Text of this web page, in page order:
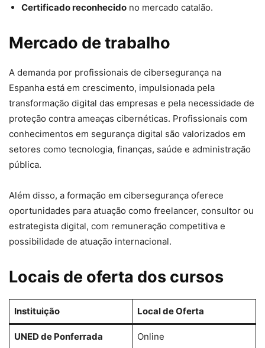
Certificado reconhecido no mercado catalão.
Mercado de trabalho
A demanda por profissionais de cibersegurança na
Espanha está em crescimento, impulsionada pela
transformação digital das empresas e pela necessidade de
proteção contra ameaças cibernéticas. Profissionais com
conhecimentos em segurança digital são valorizados em
setores como tecnologia, finanças, saúde e administração
pública.
Além disso, a formação em cibersegurança oferece
oportunidades para atuação como freelancer, consultor ou
estrategista digital, com remuneração competitiva e
possibilidade de atuação internacional.
Locais de oferta dos cursos
Instituição Local de Oferta
UNED de Ponferrada Online